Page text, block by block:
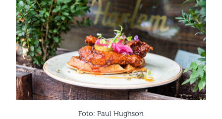
Foto: Paul Hughson